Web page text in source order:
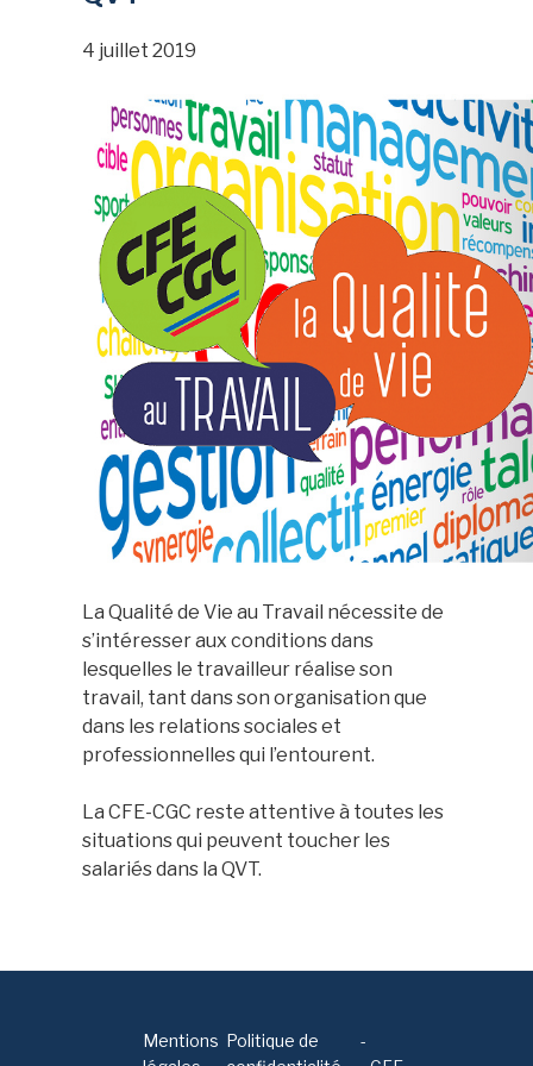
4 juillet 2019
La Qualité de Vie au Travail nécessite de
s’intéresser aux conditions dans
lesquelles le travailleur réalise son
travail, tant dans son organisation que
dans les relations sociales et
professionnelles qui l’entourent.
La CFE-CGC reste attentive à toutes les
situations qui peuvent toucher les
salariés dans la QVT.
Mentions Politique de
-